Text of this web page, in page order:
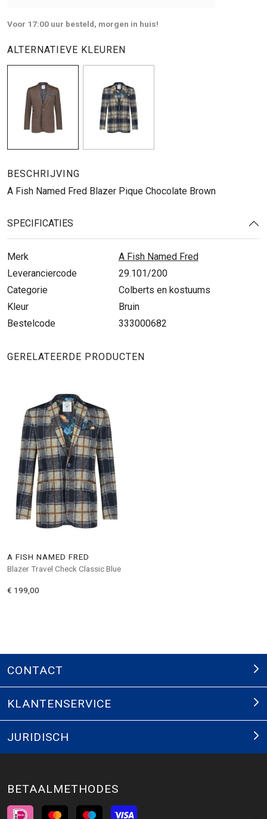
Voor 17:00 uur besteld, morgen in huis!
ALTERNATIEVE KLEUREN
BESCHRIJVING
A Fish Named Fred Blazer Pique Chocolate Brown
SPECIFICATIES
Merk
A Fish Named Fred
Leveranciercode
29.101/200
Categorie
Colberts en kostuums
Kleur
Bruin
Bestelcode
333000682
GERELATEERDE PRODUCTEN
A FISH NAMED FRED
Blazer Travel Check Classic Blue
€ 199,00
CONTACT
KLANTENSERVICE
JURIDISCH
BETAALMETHODES